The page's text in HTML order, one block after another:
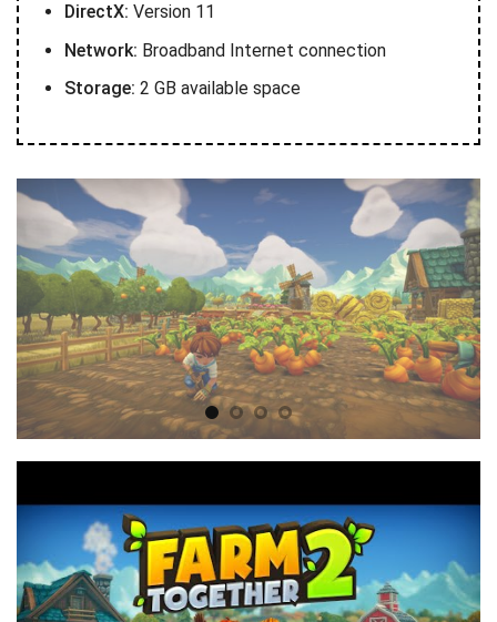
DirectX: Version 11
Network: Broadband Internet connection
Storage: 2 GB available space